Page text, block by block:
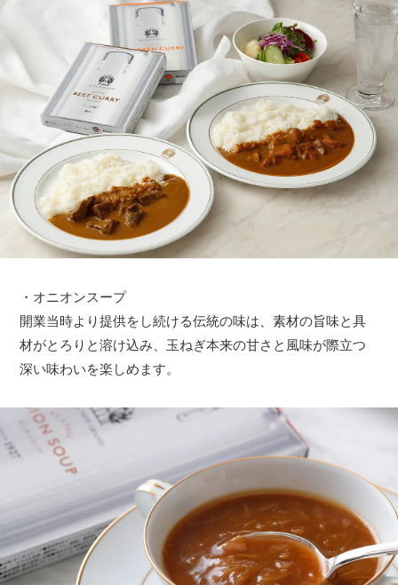
・オニオンスープ
開業当時より提供をし続ける伝統の味は、素材の旨味と具
材がとろりと溶け込み、玉ねぎ本来の甘さと風味が際立つ
深い味わいを楽しめます。